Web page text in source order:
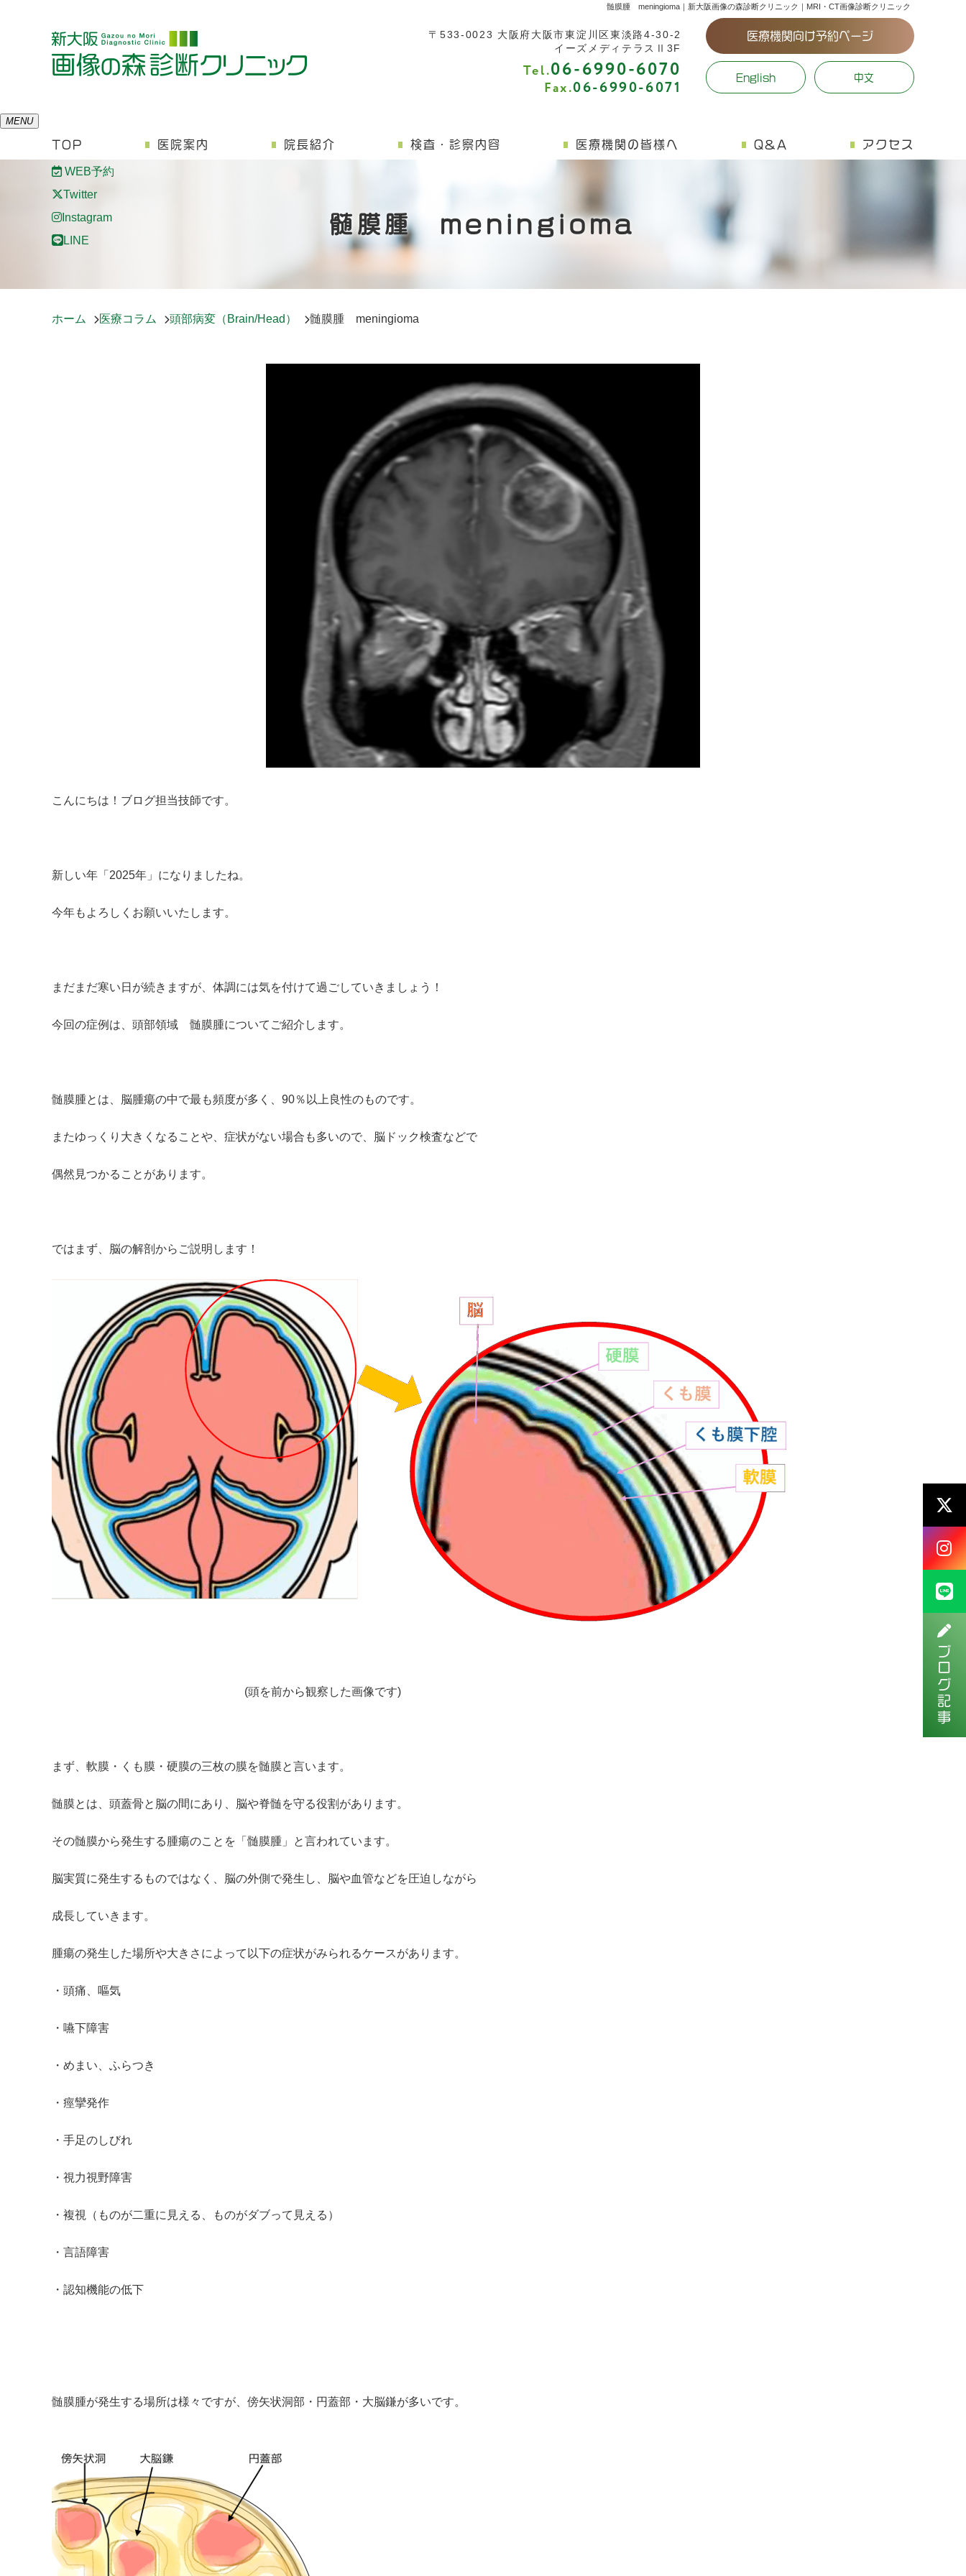
髄膜腫 meningioma｜新大阪画像の森診断クリニック｜MRI・CT画像診断クリニック
〒533-0023 大阪府大阪市東淀川区東淡路4-30-2
イーズメディテラスⅡ3F
Tel.06-6990-6070
Fax.06-6990-6071
医療機関向け予約ページ
English 中文
ブログ記事
MENU
TOP 医院案内 院長紹介 検査・診察内容 医療機関の皆様へ Q&A アクセス
WEB予約
Twitter
Instagram
LINE
髄膜腫 meningioma
ホーム 医療コラム 頭部病変（Brain/Head） 髄膜腫 meningioma
こんにちは！ブログ担当技師です。
新しい年「 2025年」になりましたね。
今年もよろしくお願いいたします。
まだまだ寒い日が続きますが、体調には気を付けて過ごしていきましょう！
今回の症例は、頭部領域 髄膜腫についてご紹介します。
髄膜腫とは、脳腫瘍の中で最も頻度が多く、90％以上良性のものです。
またゆっくり大きくなることや、症状がない場合も多いので、脳ドック検査などで
偶然見つかることがあります。
ではまず、脳の解剖からご説明します！
(頭を前から観察した画像です)
まず、軟膜・くも膜・硬膜の三枚の膜を髄膜と言います。
髄膜とは、頭蓋骨と脳の間にあり、脳や脊髄を守る役割があります。
その髄膜から発生する腫瘍のことを「髄膜腫」と言われています。
脳実質に発生するものではなく、脳の外側で発生し、脳や血管などを圧迫しながら
成長していきます。
腫瘍の発生した場所や大きさによって以下の症状がみられるケースがあります。
・頭痛、嘔気
・嚥下障害
・めまい、ふらつき
・痙攣発作
・手足のしびれ
・視力視野障害
・複視（ものが二重に見える、ものがダブって見える）
・言語障害
・認知機能の低下
髄膜腫が発生する場所は様々ですが、傍矢状洞部・円蓋部・大脳鎌が多いです。